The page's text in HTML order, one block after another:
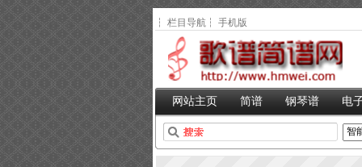
┆ 栏目导航 ┆ 手机版
网站主页 简谱 钢琴谱 电